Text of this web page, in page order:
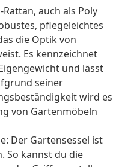
auch als Poly
pflegeleichtes
die Optik von
Es kennzeichnet
und lässt
seiner
wird es
von Gartenmöbeln
Der Gartensessel ist
So kannst du die